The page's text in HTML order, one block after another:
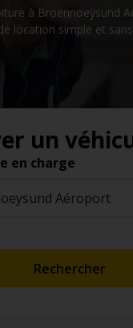
à Broennoeysund
location simple et
un
en charge
Rechercher